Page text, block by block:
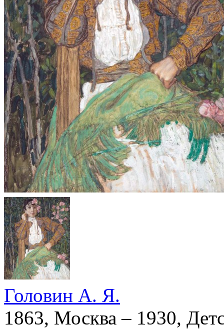
Головин А. Я.
1863, Москва – 1930,